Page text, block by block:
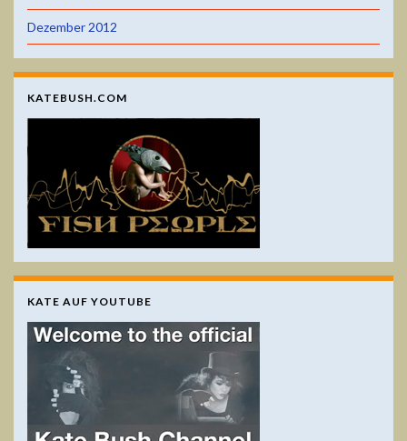
Dezember 2012
KATEBUSH.COM
KATE AUF YOUTUBE